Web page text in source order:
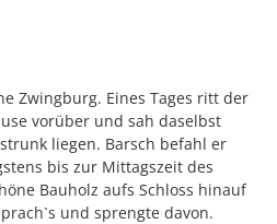
Zwingburg. Eines Tages ritt der
vorüber und sah daselbst
liegen. Barsch befahl er
bis zur Mittagszeit des
Bauholz aufs Schloss hinauf
und sprengte davon.